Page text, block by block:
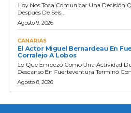
Hoy Nos Toca Comunicar Una Decisión
Después De Seis...
Agosto 9, 2026
CANARIAS
El Actor Miguel Bernardeau En
Corralejo A Lobos
Lo Que Empezó Como Una Actividad
Descanso En Fuerteventura Terminó
Agosto 8, 2026